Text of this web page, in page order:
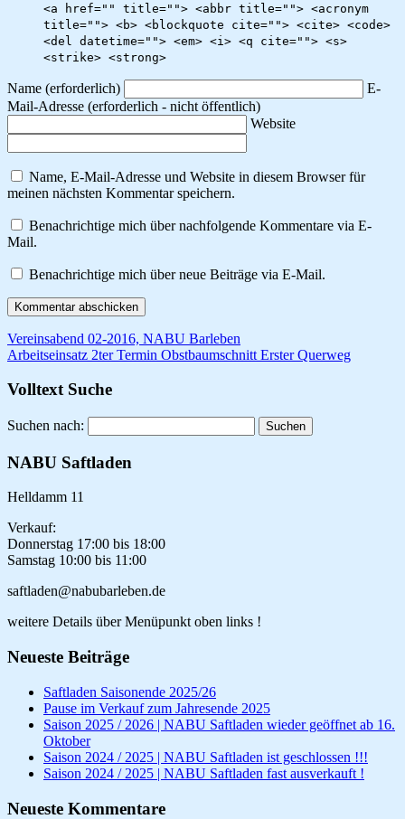
<a href="" title=""> <abbr title=""> <acronym
title=""> <b> <blockquote cite=""> <cite> <code>
<del datetime=""> <em> <i> <q cite=""> <s>
<strike> <strong>
Name (erforderlich)
E-
Mail-Adresse (erforderlich - nicht öffentlich)
Website
Name, E-Mail-Adresse und Website in diesem Browser für
meinen nächsten Kommentar speichern.
Benachrichtige mich über nachfolgende Kommentare via E-
Mail.
Benachrichtige mich über neue Beiträge via E-Mail.
Vereinsabend 02-2016, NABU Barleben
Arbeitseinsatz 2ter Termin Obstbaumschnitt Erster Querweg
Volltext Suche
Suchen nach:
NABU Saftladen
Helldamm 11
Verkauf:
Donnerstag 17:00 bis 18:00
Samstag 10:00 bis 11:00
saftladen@nabubarleben.de
weitere Details über Menüpunkt oben links !
Neueste Beiträge
Saftladen Saisonende 2025/26
Pause im Verkauf zum Jahresende 2025
Saison 2025 / 2026 | NABU Saftladen wieder geöffnet ab 16.
Oktober
Saison 2024 / 2025 | NABU Saftladen ist geschlossen !!!
Saison 2024 / 2025 | NABU Saftladen fast ausverkauft !
Neueste Kommentare